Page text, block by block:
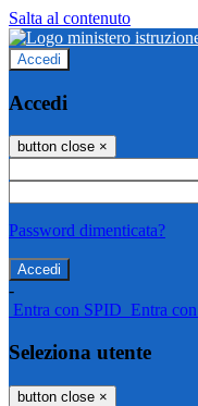
Salta al contenuto
Accedi
Accedi
button close ×
Password dimenticata?
-
Entra con SPID Entra
Seleziona utente
button close ×